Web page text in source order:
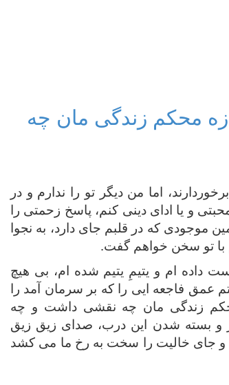
محکم زندگی مان چه
اما من دیگر تو را ندارم و در
و یا ادای دینی کنم، پاسخ زحمتی را
موجودی که در قلبم جای دارد، به نجوا
با تو سخن خواهم گفت.
داده ام و یتیمِ یتیم شده ام، بی هیچ
عمق فاجعه ایی را که بر سرمان آمد را
زندگی مان چه نقشی داشت و چه
و بسته شدن این درب، صدای زیق زیق
و جای خالیت را سخت به رخ ما می کشد